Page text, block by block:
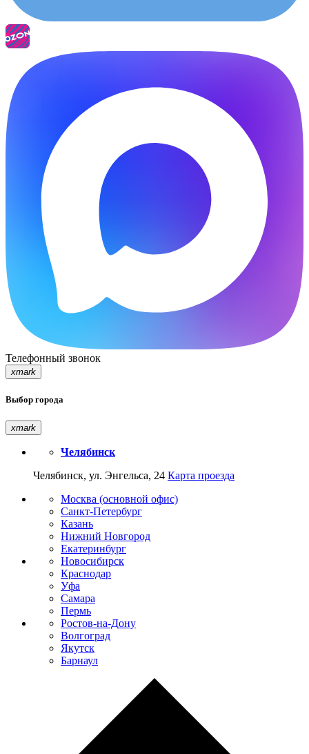
Телефонный звонок
xmark
Выбор города
xmark
Челябинск
Челябинск, ул. Энгельса, 24 Карта проезда
Москва (основной офис)
Санкт-Петербург
Казань
Нижний Новгород
Екатеринбург
Новосибирск
Краснодар
Уфа
Самара
Пермь
Ростов-на-Дону
Волгоград
Якутск
Барнаул